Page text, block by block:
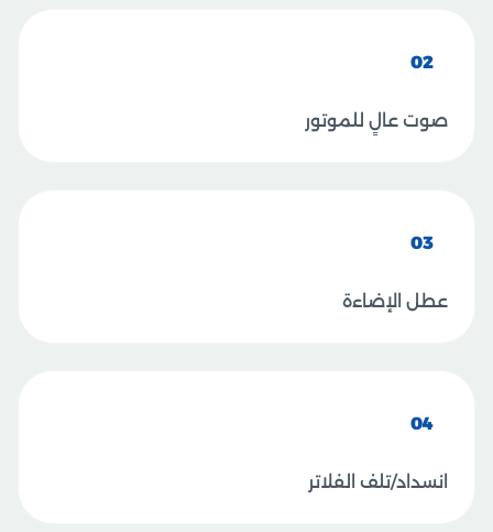
02
صوت عالٍ للموتور
03
عطل الإضاءة
04
انسداد/تلف الفلاتر